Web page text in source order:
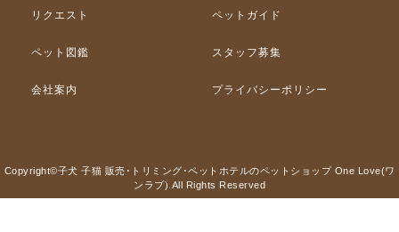
リクエスト ペットガイド
ペット図鑑 スタッフ募集
会社案内 プライバシーポリシー
Copyright©子犬 子猫 販売･トリミング･ペットホテルのペットショップ One Love(ワ
ンラブ).All Rights Reserved